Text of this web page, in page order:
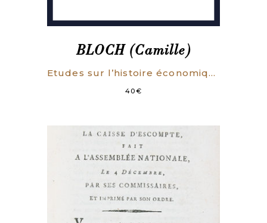
BLOCH (Camille)
Etudes sur l’histoire économique de la France (1760-1789). Préface de Emile Levasseur.
40€